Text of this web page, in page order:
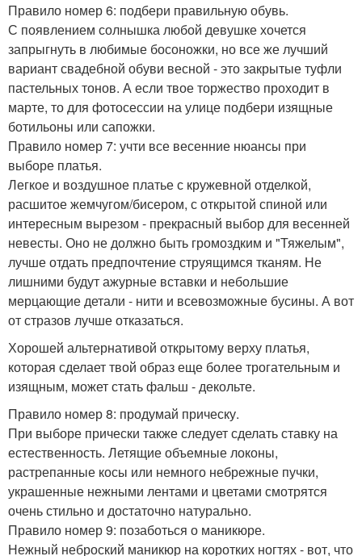
Правило номер 6: подбери правильную обувь.
С появлением солнышка любой девушке хочется
запрыгнуть в любимые босоножки, но все же лучший
вариант свадебной обуви весной - это закрытые туфли
пастельных тонов. А если твое торжество проходит в
марте, то для фотосессии на улице подбери изящные
ботильоны или сапожки.
Правило номер 7: учти все весенние нюансы при
выборе платья.
Легкое и воздушное платье с кружевной отделкой,
расшитое жемчугом/бисером, с открытой спиной или
интересным вырезом - прекрасный выбор для весенней
невесты. Оно не должно быть громоздким и "Тяжелым",
лучше отдать предпочтение струящимся тканям. Не
лишними будут ажурные вставки и небольшие
мерцающие детали - нити и всевозможные бусины. А вот
от стразов лучше отказаться.
Хорошей альтернативой открытому верху платья,
которая сделает твой образ еще более трогательным и
изящным, может стать фальш - декольте.
Правило номер 8: продумай прическу.
При выборе прически также следует сделать ставку на
естественность. Летящие объемные локоны,
растрепанные косы или немного небрежные пучки,
украшенные нежными лентами и цветами смотрятся
очень стильно и достаточно натурально.
Правило номер 9: позаботься о маникюре.
Нежный неброский маникюр на коротких ногтях - вот, что